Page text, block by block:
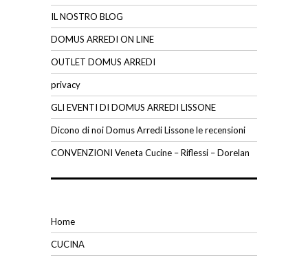
IL NOSTRO BLOG
DOMUS ARREDI ON LINE
OUTLET DOMUS ARREDI
privacy
GLI EVENTI DI DOMUS ARREDI LISSONE
Dicono di noi Domus Arredi Lissone le recensioni
CONVENZIONI Veneta Cucine – Riflessi – Dorelan
Home
CUCINA